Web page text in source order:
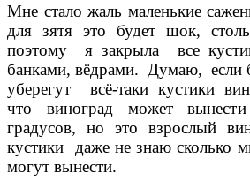
Мне стало жаль маленькие
для зятя это будет шок,
поэтому я закрыла все
банками, вёдрами. Думаю, если
уберегут всё-таки кустики
что виноград может
градусов, но это взрослый
кустики даже не знаю сколько
могут вынести.